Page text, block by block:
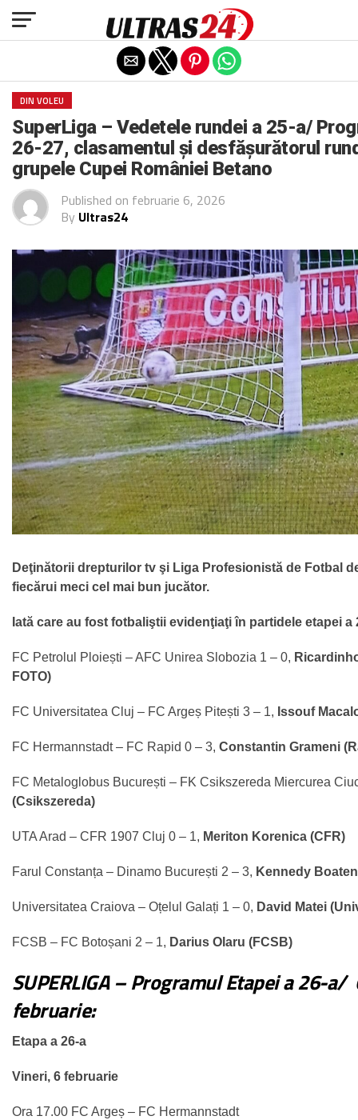
DIN VOLEU
SuperLiga – Vedetele rundei a 25-a/
26-27, clasamentul și desfășurătorul
grupele Cupei României Betano
Published on februarie 6, 2026
By Ultras24
Deţinătorii drepturilor tv şi Liga Profesionistă de Fotbal
fiecărui meci cel mai bun jucător.
Iată care au fost fotbaliştii evidenţiaţi în partidele etapei a
FC Petrolul Ploiești – AFC Unirea Slobozia 1 – 0,
FOTO)
FC Universitatea Cluj – FC Argeș Pitești 3 – 1, Issouf
FC Hermannstadt – FC Rapid 0 – 3, Constantin Grameni
FC Metaloglobus București – FK Csikszereda Miercurea
(Csikszereda)
UTA Arad – CFR 1907 Cluj 0 – 1, Meriton Korenica (CFR)
Farul Constanța – Dinamo București 2 – 3, Kennedy
Universitatea Craiova – Oțelul Galați 1 – 0, David Matei
FCSB – FC Botoșani 2 – 1, Darius Olaru (FCSB)
SUPERLIGA – Programul Etapei a 26-
februarie:
Etapa a 26-a
Vineri, 6 februarie
Ora 17.00 FC Argeș – FC Hermannstadt
Exit mobile version